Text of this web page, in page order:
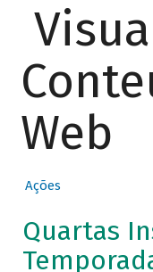
Web
Ações
Quartas